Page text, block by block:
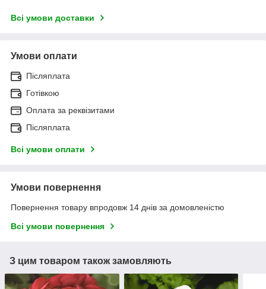
Всі умови доставки
Умови оплати
Післяплата
Готівкою
Оплата за реквізитами
Післяплата
Всі умови оплати
Умови повернення
Повернення товару впродовж 14 днів за домовленістю
Всі умови повернення
З цим товаром також замовляють